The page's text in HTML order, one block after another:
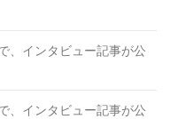
、インタビュー記事が公
、インタビュー記事が公